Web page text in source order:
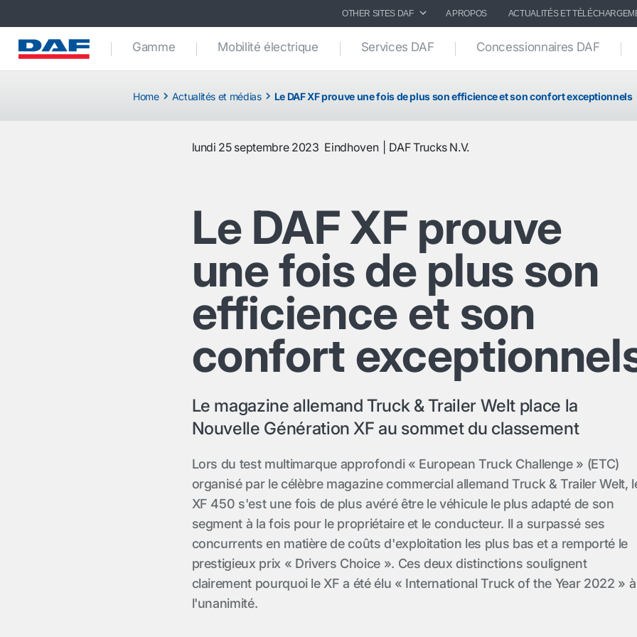
OTHER SITES DAF A PROPOS ACTUALITÉS ET
Gamme Mobilité électrique Services DAF Concessionnaires DAF
Home Actualités et médias Le DAF XF prouve une fois de plus son efficience et son confort exceptionnels
lundi 25 septembre 2023 Eindhoven DAF Trucks N.V.
Le DAF XF prouve
une fois de plus son
efficience et son
confort
Le magazine allemand Truck & Trailer Welt place la
Nouvelle Génération XF au sommet du classement
Lors du test multimarque approfondi « European Truck Challenge » (ETC)
organisé par le célèbre magazine commercial allemand Truck & Trailer Welt,
XF 450 s'est une fois de plus avéré être le véhicule le plus adapté de son
segment à la fois pour le propriétaire et le conducteur. Il a surpassé ses
concurrents en matière de coûts d'exploitation les plus bas et a remporté le
prestigieux prix « Drivers Choice ». Ces deux distinctions soulignent
clairement pourquoi le XF a été élu « International Truck of the Year 2022 » à
l'unanimité.